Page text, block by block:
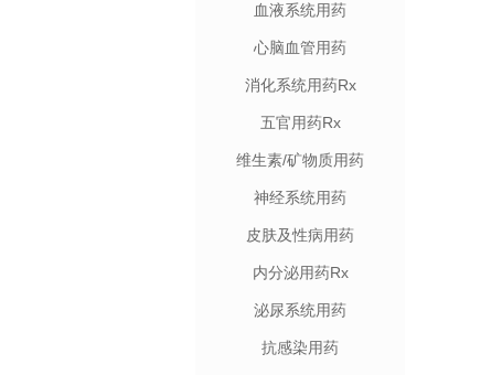
血液系统用药
心脑血管用药
消化系统用药Rx
五官用药Rx
维生素/矿物质用药
神经系统用药
皮肤及性病用药
内分泌用药Rx
泌尿系统用药
抗感染用药